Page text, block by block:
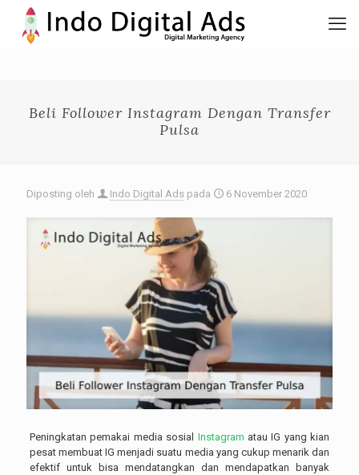
Beli Follower Instagram Dengan Transfer
Pulsa
Diposting oleh Indo Digital Ads pada 6 November 2020
Peningkatan pemakai media sosial Instagram atau IG yang kian
pesat membuat IG menjadi suatu media yang cukup menarik dan
efektif untuk bisa mendatangkan dan mendapatkan banyak